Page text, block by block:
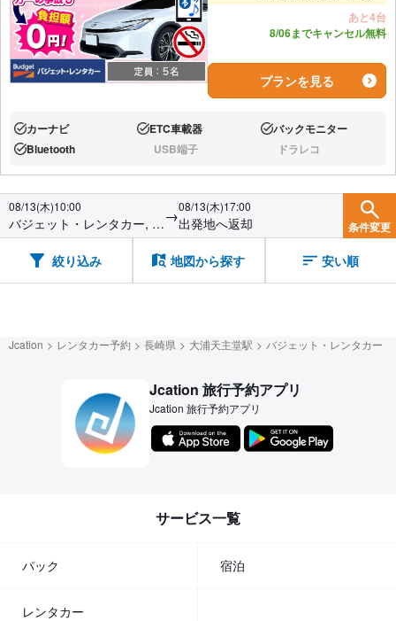
あと4台
8/06までキャンセル無料
プランを見る
あり:カーナビ あり:ETC車載器 あり:バックモニター
あり:Bluetooth なし:USB端子 なし:ドラレコ
08/13(木)10:00
バジェット・レンタカー, 長
崎駅前店
→08/13(木)17:00
出発地へ返却 条件変更
絞り込み 地図から探す 安い順
Jcation レンタカー予約 長崎県 大浦天主堂駅 バジェット・レンタカー
Jcation 旅行予約アプリ
Jcation 旅行予約アプリ
サービス一覧
パック 宿泊
レンタカー